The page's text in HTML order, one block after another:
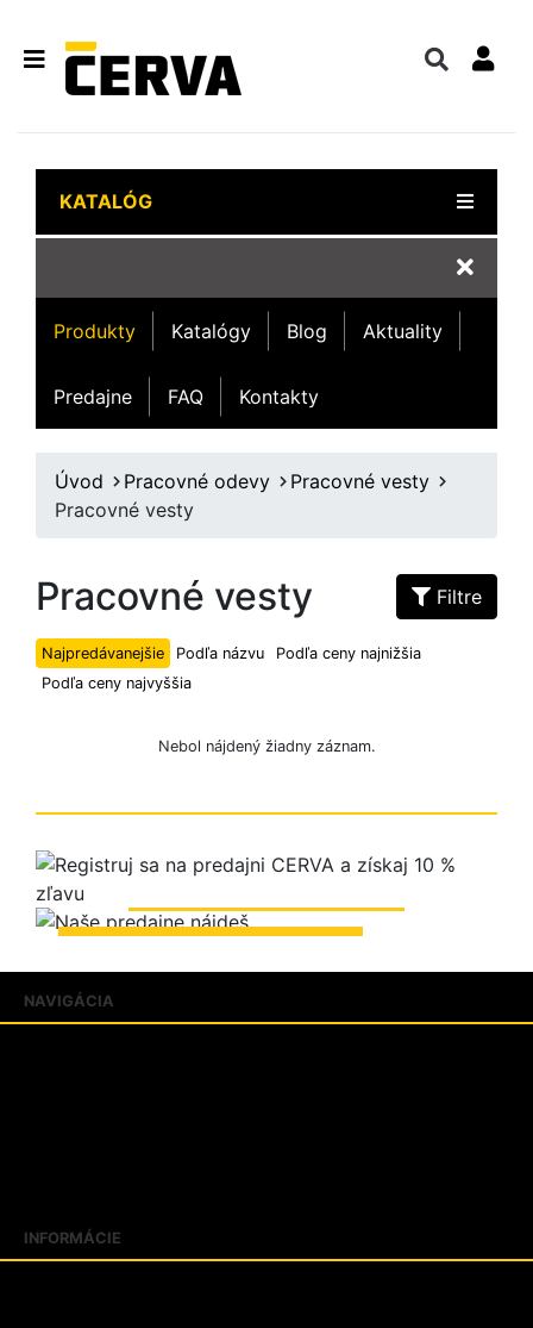
KATALÓG
Produkty Katalógy Blog Aktuality
Predajne FAQ Kontakty
Úvod Pracovné odevy
Pracovné vesty
Pracovné vesty
Filtre
Pracovné vesty
Najpredávanejšie Podľa názvu
Podľa ceny najnižšia
Podľa ceny najvyššia
Nebol nájdený žiadny záznam.
NAVIGÁCIA
INFORMÁCIE